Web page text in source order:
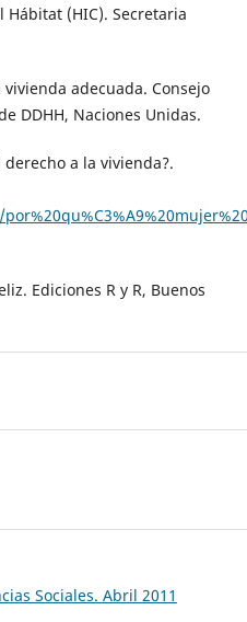
(HIC). Secretaria
adecuada. Consejo
DDHH, Naciones Unidas.
derecho a la vivienda?.
Ediciones R y R, Buenos
Sociales. Abril 2011